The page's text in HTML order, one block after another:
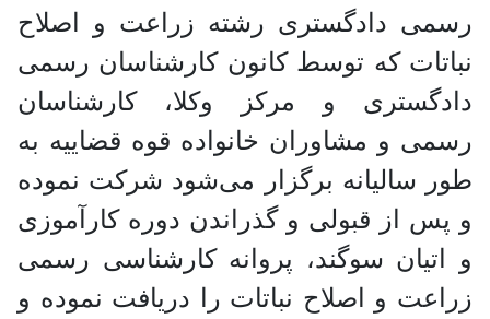
دادگستری رشته زراعت و اصلاح
که توسط کانون کارشناسان رسمی
و مرکز وکلا، کارشناسان
و مشاوران خانواده قوه قضاییه به
سالیانه برگزار می‌شود شرکت نموده
از قبولی و گذراندن دوره کارآموزی
سوگند، پروانه کارشناسی رسمی
و اصلاح نباتات را دریافت نموده و